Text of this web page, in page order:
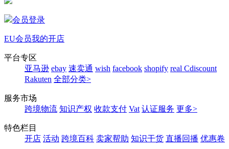
会员登录
EU会员我的开店
平台专区
亚马逊 ebay 速卖通 wish facebook shopify real Cdiscount
Rakuten 全部分类>
服务市场
跨境物流 知识产权 收款支付 Vat 认证服务 更多>
特色栏目
开店 活动 跨境百科 卖家帮助 知识干货 直播回播 优惠卷